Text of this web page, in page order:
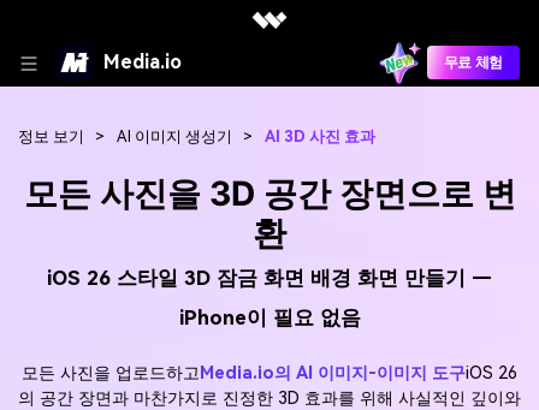
Media.io 무료 체험
정보 보기 > AI 이미지 생성기 > AI 3D 사진 효과
모든 사진을 3D 공간 장면으로 변
환
iOS 26 스타일 3D 잠금 화면 배경 화면 만들기 —
iPhone이 필요 없음
모든 사진을 업로드하고 Media.io의 AI 이미지-이미지 도구iOS 26
의 공간 장면과 마찬가지로 진정한 3D 효과를 위해 사실적인 깊이와